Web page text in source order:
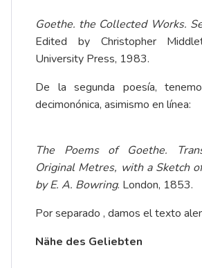
Goethe. the Collected Works.
Edited by Christopher
University Press, 1983.
De la segunda poesía,
decimonónica, asimismo en línea:
The Poems of Goethe.
Original Metres, with a Sketch
by E. A. Bowring. London, 1853.
Por separado , damos eltexto
Nähe des Geliebten